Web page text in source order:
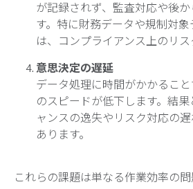
が記録されず、監査対応や後
す。特に財務データや規制対
は、コンプライアンス上のリス
意思決定の遅延
データ処理に時間がかかるこ
のスピードが低下します。結
ャンスの逸失やリスク対応の
あります。
これらの課題は単なる作業効率の